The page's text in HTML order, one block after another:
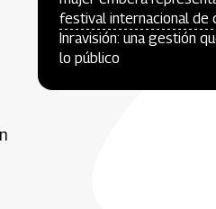
festival internacional de
Inravisión: una gestión
lo público